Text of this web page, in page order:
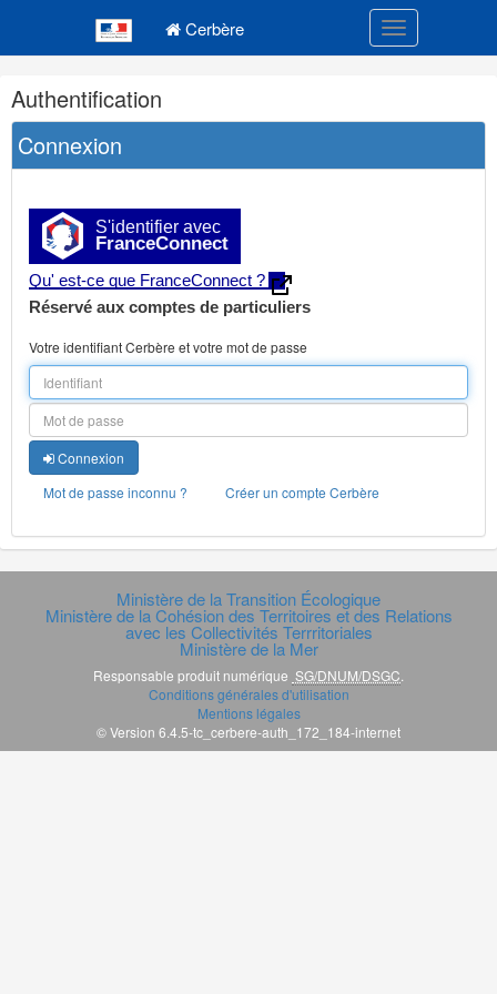
Cerbère Toggle
Navigation
et
outils
annexes
Authentification
Connexion
S'identifier avec
FranceConnect
Qu' est-ce que FranceConnect ?
Réservé aux comptes de particuliers
Votre identifiant Cerbère et votre mot de passe
Connexion
Mot de passe inconnu ?
Créer un compte Cerbère
Ministère de la Transition Écologique
Ministère de la Cohésion des Territoires et des Relations
avec les Collectivités Terrritoriales
Ministère de la Mer
Responsable produit numérique SG/DNUM/DSGC.
Conditions générales d'utilisation
Mentions légales
© Version 6.4.5-tc_cerbere-auth_172_184-internet